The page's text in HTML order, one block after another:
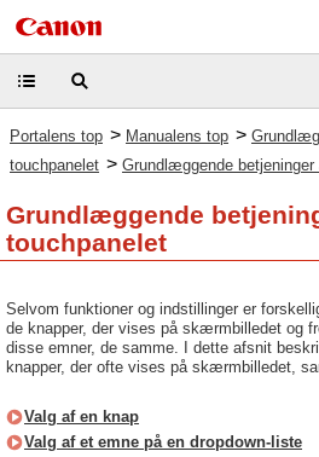
Portalens top > Manualens top >
touchpanelet > Grundlæggende
Grundlæggende
touchpanelet
Selvom funktioner og indstillinger er
de knapper, der vises på skærmbilledet og
disse emner, de samme. I dette afsnit
knapper, der ofte vises på skærmbilledet,
Valg af en knap
Valg af et emne på en dropdown-liste